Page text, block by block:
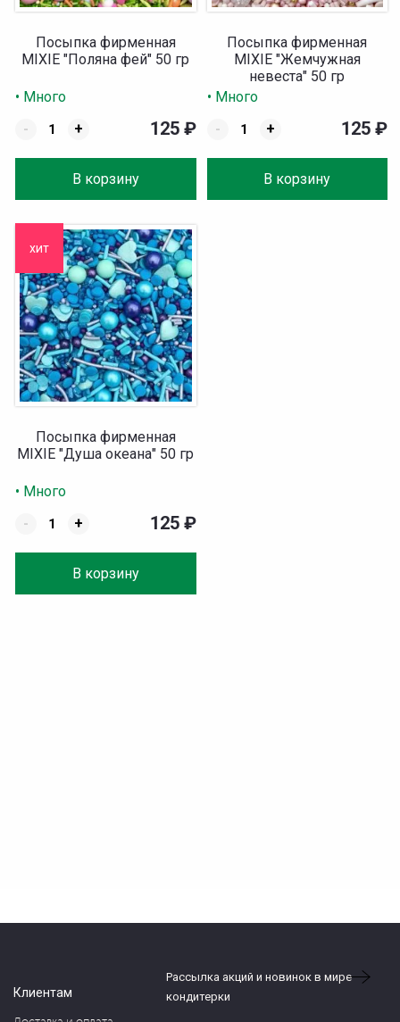
Посыпка фирменная
MIXIE "Поляна фей" 50 гр
• Много
-
+
В корзину
125 ₽
Посыпка фирменная
MIXIE "Жемчужная
невеста" 50 гр
• Много
-
+
В корзину
125 ₽
хит
Посыпка фирменная
MIXIE "Душа океана" 50 гр
• Много
-
+
В корзину
125 ₽
Клиентам
Рассылка акций и новинок в мире
кондитерки